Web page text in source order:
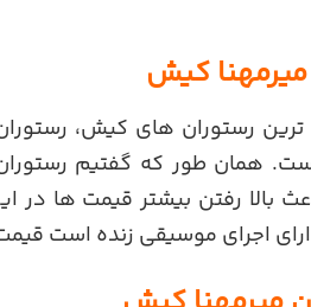
کیش
ترین رستوران های کیش،
همان طور که گفتیم
بالا رفتن بیشتر قیمت ها در
اجرای موسیقی زنده است